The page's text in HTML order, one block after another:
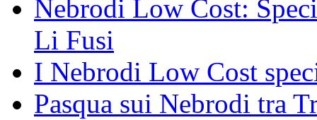
Nebrodi Low Cost:
Li Fusi
I Nebrodi Low Cost
Pasqua sui Nebrodi tra